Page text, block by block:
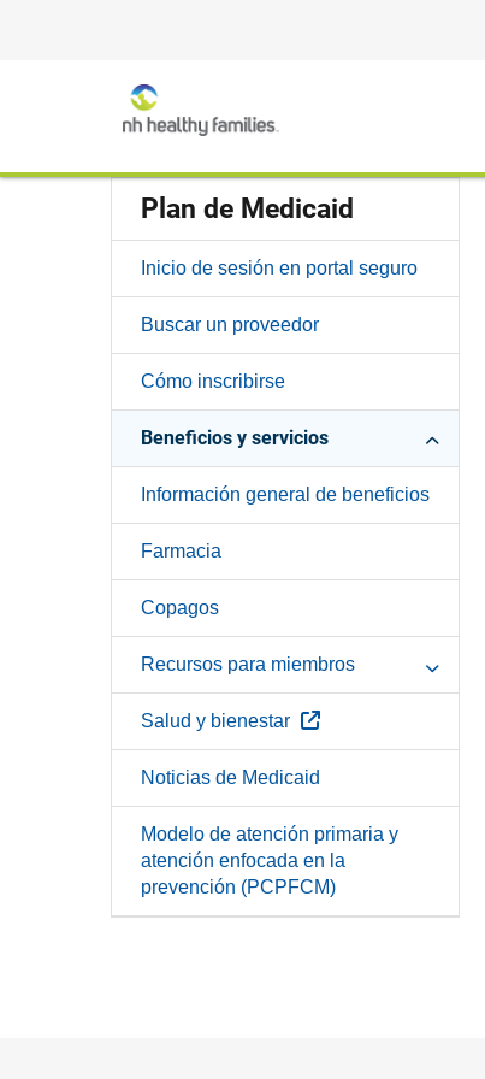
Plan de Medicaid
Inicio de sesión en portal seguro
Buscar un proveedor
Cómo inscribirse
Beneficios y servicios
Información general de beneficios
Farmacia
Copagos
Recursos para miembros
Salud y bienestar Sitio Externo
Noticias de Medicaid
Modelo de atención primaria y
atención enfocada en la
prevención (PCPFCM)